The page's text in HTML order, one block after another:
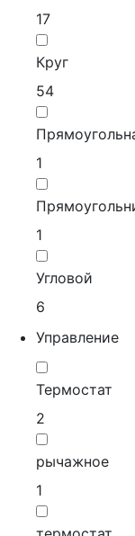
17
Круг
54
1
1
Угловой
6
Управление
Термостат
2
рычажное
1